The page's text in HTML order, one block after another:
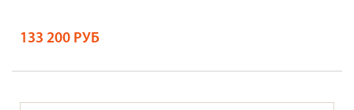
133 200 РУБ